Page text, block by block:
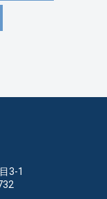
3-1